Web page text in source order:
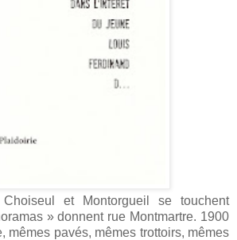
et Montorgueil se touchent
» donnent rue Montmartre. 1900
mêmes pavés, mêmes trottoirs, mêmes